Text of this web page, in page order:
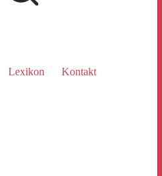
Lexikon Kontakt